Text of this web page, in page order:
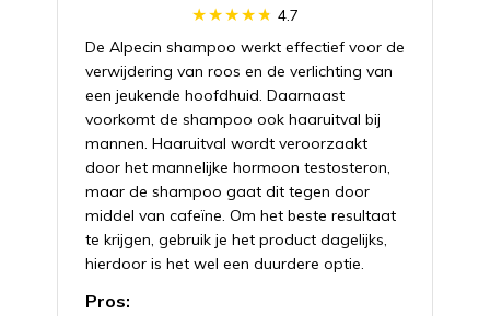
4.7
De Alpecin shampoo werkt effectief voor de
verwijdering van roos en de verlichting van
een jeukende hoofdhuid. Daarnaast
voorkomt de shampoo ook haaruitval bij
mannen. Haaruitval wordt veroorzaakt
door het mannelijke hormoon testosteron,
maar de shampoo gaat dit tegen door
middel van cafeïne. Om het beste resultaat
te krijgen, gebruik je het product dagelijks,
hierdoor is het wel een duurdere optie.
Pros: